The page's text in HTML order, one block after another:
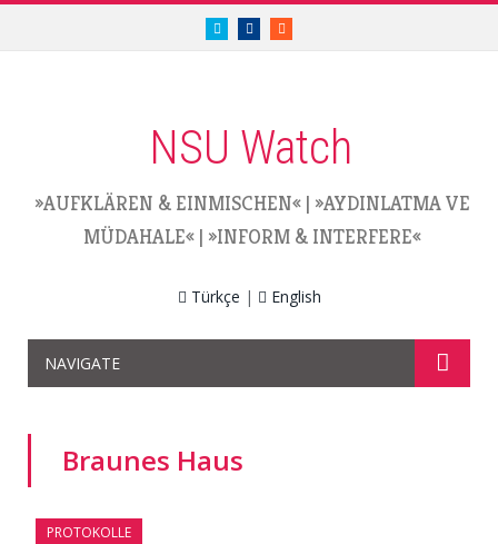
twitter.com/nsuwatch
facebook.com/nsuwatch
RSS
NSU Watch
»AUFKLÄREN & EINMISCHEN« | »AYDINLATMA VE
MÜDAHALE« | »INFORM & INTERFERE«
Türkçe | English
NAVIGATE
Braunes Haus
PROTOKOLLE